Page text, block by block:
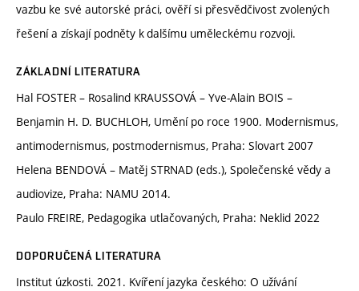
vazbu ke své autorské práci, ověří si přesvědčivost zvolených
řešení a získají podněty k dalšímu uměleckému rozvoji.
ZÁKLADNÍ LITERATURA
Hal FOSTER – Rosalind KRAUSSOVÁ – Yve-Alain BOIS –
Benjamin H. D. BUCHLOH, Umění po roce 1900. Modernismus,
antimodernismus, postmodernismus, Praha: Slovart 2007
Helena BENDOVÁ – Matěj STRNAD (eds.), Společenské vědy a
audiovize, Praha: NAMU 2014.
Paulo FREIRE, Pedagogika utlačovaných, Praha: Neklid 2022
DOPORUČENÁ LITERATURA
Institut úzkosti. 2021. Kvíření jazyka českého: O užívání